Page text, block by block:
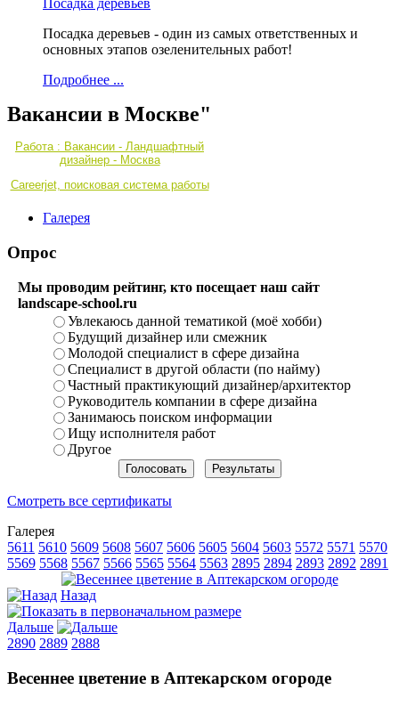
Посадка деревьев - один из самых ответственных и
основных этапов озеленительных работ!
Подробнее ...
Вакансии в Москве"
Работа : Вакансии - Ландшафтный
дизайнер - Москва
Careerjet, поисковая система работы
Галерея
Опрос
Мы проводим рейтинг, кто посещает наш сайт
landscape-school.ru
Увлекаюсь данной тематикой (моё хобби)
Будущий дизайнер или смежник
Молодой специалист в сфере дизайна
Специалист в другой области (по найму)
Частный практикующий дизайнер/архитектор
Руководитель компании в сфере дизайна
Занимаюсь поиском информации
Ищу исполнителя работ
Другое
Смотреть все сертификаты
Галерея
5611 5610 5609 5608 5607 5606 5605 5604 5603 5572 5571 5570
5569 5568 5567 5566 5565 5564 5563 2895 2894 2893 2892 2891
Назад
Дальше
2890 2889 2888
Весеннее цветение в Аптекарском огороде